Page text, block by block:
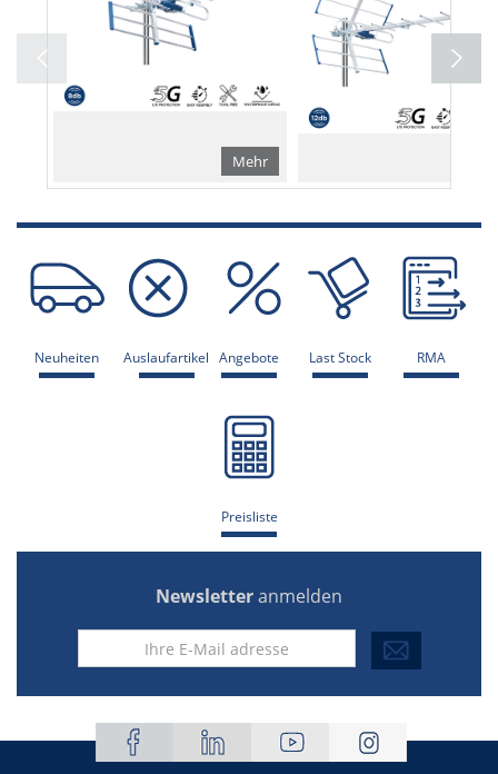
Mehr
Neuheiten Auslaufartikel Angebote Last Stock RMA
Preisliste
Newsletteranmelden